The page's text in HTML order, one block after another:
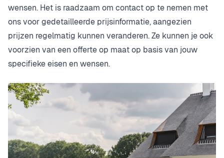
wensen. Het is raadzaam om contact op te nemen met
ons voor gedetailleerde prijsinformatie, aangezien
prijzen regelmatig kunnen veranderen. Ze kunnen je ook
voorzien van een offerte op maat op basis van jouw
specifieke eisen en wensen.